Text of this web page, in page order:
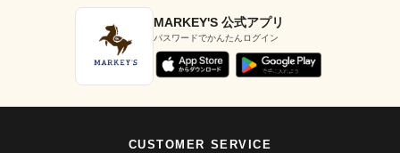
MARKEY'S 公式アプリ
パスワードでかんたんログイン
CUSTOMER SERVICE